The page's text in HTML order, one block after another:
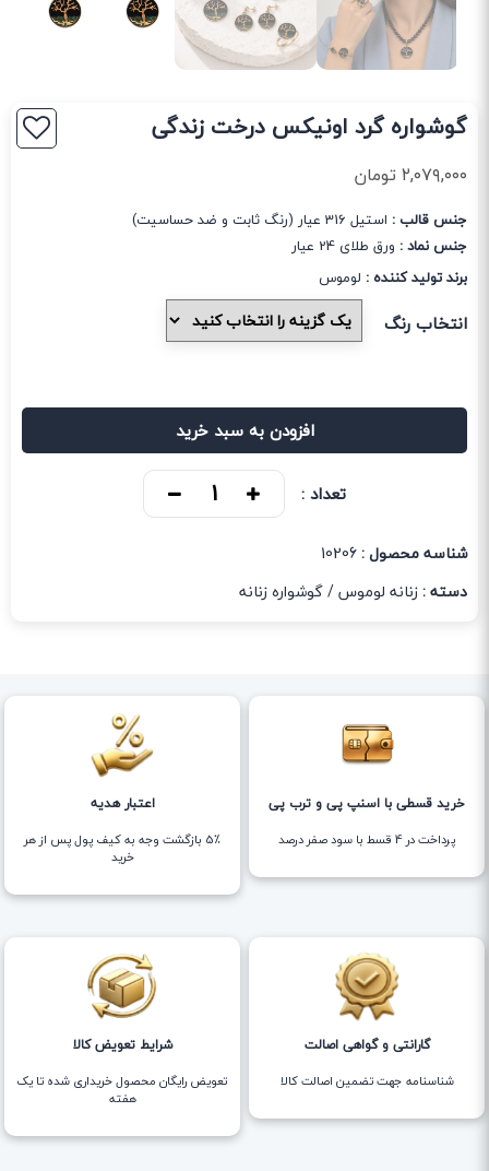
گوشواره گرد اونیکس درخت زندگی
۲,۰۷۹,۰۰۰تومان
جنس قالب : استیل 316 عیار (رنگ ثابت و ضد حساسیت)
جنس نماد : ورق طلای 24 عیار
برند تولید کننده : لوموس
انتخاب رنگ
افزودن به سبد خرید
تعداد :
شناسه محصول :10206
دسته :زنانه لوموس/گوشواره زنانه
خرید قسطی با اسنپ پی و ترب پی
پرداخت در 4 قسط با سود صفر درصد
اعتبار هدیه
5٪ بازگشت وجه به کیف پول پس از هر
خرید
گارانتی و گواهی اصالت
شناسنامه جهت تضمین اصالت کالا
شرایط تعویض کالا
تعویض رایگان محصول خریداری شده تا یک
هفته